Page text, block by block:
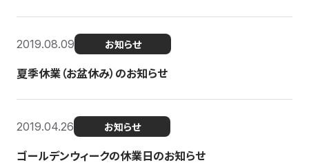
2019.08.09 お知らせ
夏季休業（お盆休み）のお知らせ
2019.04.26 お知らせ
ゴールデンウィークの休業日のお知らせ